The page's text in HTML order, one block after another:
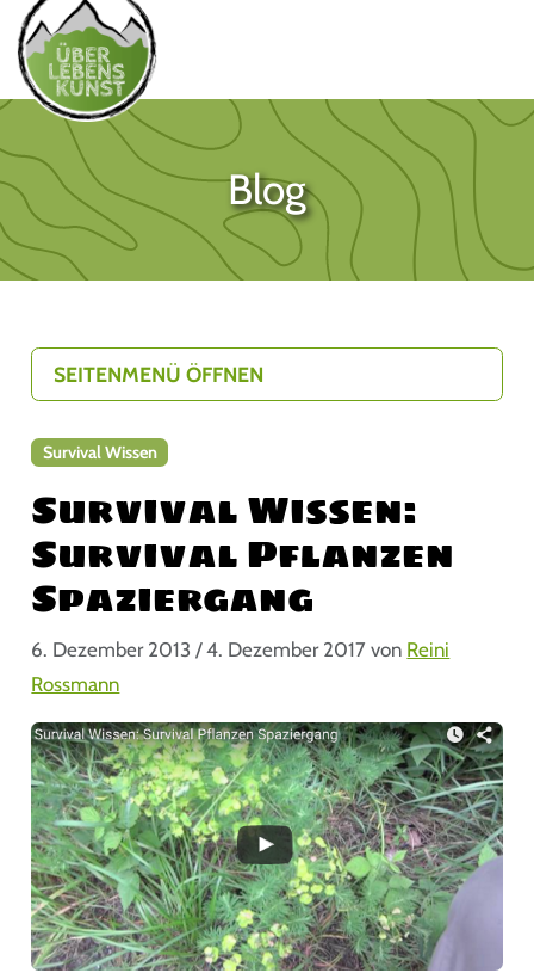
Blog
Survival Wissen
Survival Wissen:
Survival Pflanzen
Spaziergang
6. Dezember 2013 / 4. Dezember 2017 von Reini
Rossmann
SEITENMENÜ ÖFFNEN